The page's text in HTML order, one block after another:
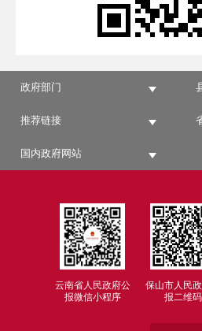
政府部门
推荐链接
国内政府网站
云南省人民政府公
报微信小程序
保山市人民
报二维码